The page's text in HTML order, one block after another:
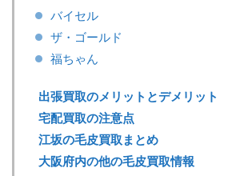
バイセル
ザ・ゴールド
福ちゃん
出張買取のメリットとデメリット
宅配買取の注意点
江坂の毛皮買取まとめ
大阪府内の他の毛皮買取情報